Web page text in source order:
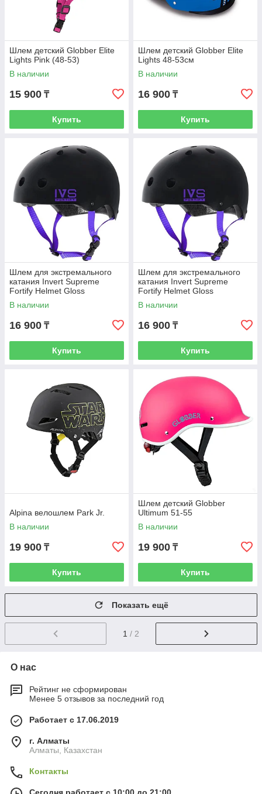
Шлем детский Globber Elite
Lights Pink (48-53)
В наличии
15 900 ₸
Купить
Шлем детский Globber Elite
Lights 48-53см
В наличии
16 900 ₸
Купить
Шлем для экстремального
катания Invert Supreme
Fortify Helmet Gloss
Black/Purple Size: M 52-58
В наличии
16 900 ₸
Купить
Шлем для экстремального
катания Invert Supreme
Fortify Helmet Gloss
Black/Purple Size: L 56-60
В наличии
16 900 ₸
Купить
Alpina велошлем Park Jr.
В наличии
19 900 ₸
Купить
Шлем детский Globber
Ultimum 51-55
В наличии
19 900 ₸
Купить
Показать ещё
1 / 2
О нас
Рейтинг не сформирован
Менее 5 отзывов за последний год
Работает с 17.06.2019
г. Алматы
Алматы, Казахстан
Контакты